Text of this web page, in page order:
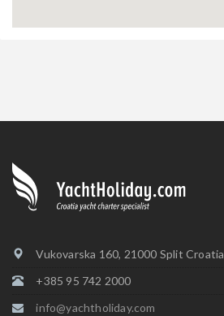
Vukovarska 160, 21000 Split Croatia
+385 95 742 2000
info@yachtholiday.com